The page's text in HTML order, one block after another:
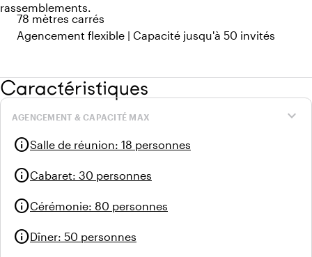
rassemblements.
78 mètres carrés
Agencement flexible | Capacité jusqu'à 50 invités
Caractéristiques
expand_more
AGENCEMENT & CAPACITÉ MAX
infoSalle de réunion: 18 personnes
infoCabaret: 30 personnes
infoCérémonie: 80 personnes
infoDîner: 50 personnes